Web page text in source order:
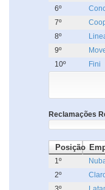
6º
7º
8º
9º
10º
Fini
Reclamações
Posição
1º
2º